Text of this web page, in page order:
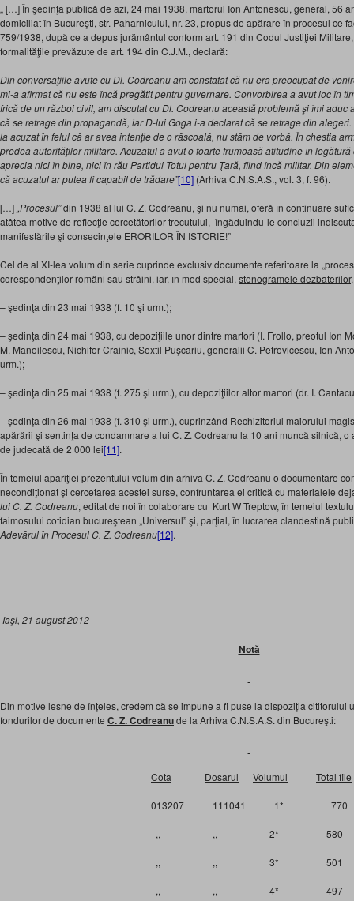
„ […] În şedinţa publică de azi, 24 mai 1938, martorul Ion Antonescu, general, 56
domiciliat în Bucureşti, str. Paharnicului, nr. 23, propus de apărare în procesul ce
759/1938, după ce a depus jurământul conform art. 191 din Codul Justiţiei
formalităţile prevăzute de art. 194 din C.J.M., declară:
Din conversaţiile avute cu Dl. Codreanu am constatat că nu era preocupat de
mi-a afirmat că nu este încă pregătit pentru guvernare. Convorbirea a avut loc în
frică de un război civil, am discutat cu Dl. Codreanu această problemă şi îmi aduc
că se retrage din propagandă, iar D-lui Goga i-a declarat că se retrage din
la acuzat în felul că ar avea intenţie de o răscoală, nu stăm de vorbă. În chestia
predea autorităţilor militare. Acuzatul a avut o foarte frumoasă atitudine în
aprecia nici în bine, nici în rău Partidul Totul pentru Ţară, fiind încă militar. Din
că acuzatul ar putea fi capabil de trădare”[10] (Arhiva C.N.S.A.S., vol. 3, f. 96).
[…]„Procesul”din 1938 al lui C. Z. Codreanu, şi nu numai, oferă în continuare
atâtea motive de reflecţie cercetătorilor trecutului, îngăduindu-le concluzii
manifestările şi consecinţele ERORILOR ÎN ISTORIE!”
Cel de al XI-lea volum din serie cuprinde exclusiv documente referitoare la
corespondenţilor români sau străini, iar, în mod special, stenogramele dezbaterilor
– şedinţa din 23 mai 1938 (f. 10 şi urm.);
– şedinţa din 24 mai 1938, cu depoziţiile unor dintre martori (I. Frollo, preotul Ion
M. Manoilescu, Nichifor Crainic, Sextil Puşcariu, generalii C. Petrovicescu, Ion
urm.);
– şedinţa din 25 mai 1938 (f. 275 şi urm.), cu depoziţiilor altor martori (dr. I.
– şedinţa din 26 mai 1938 (f. 310 şi urm.), cuprinzând Rechizitoriul maiorului
apărării şi sentinţa de condamnare a lui C. Z. Codreanu la 10 ani muncă silnică,
de judecată de 2 000 lei[11].
În temeiul apariţiei prezentului volum din arhiva C. Z. Codreanu o documentare
necondiţionat şi cercetarea acestei surse, confruntarea ei critică cu materialele
lui C. Z. Codreanu, editat de noi în colaborare cu Kurt W Treptow, în temeiul
faimosului cotidian bucureştean „Universul” şi, parţial, în lucrarea clandestină
Adevărul în Procesul C. Z. Codreanu[12].
Iaşi, 21 august 2012
Notă
Din motive lesne de înţeles, credem că se impune a fi puse la dispoziţia cititorului
fondurilor de documente C. Z. Codreanude la Arhiva C.N.S.A.S. din Bucureşti:
Cota Dosarul Volumul Total file
013207 111041 1* 770
,, ,, 2* 580
,, ,, 3* 501
,, ,, 4* 497